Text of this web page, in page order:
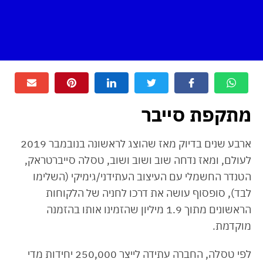
מתקפת סייבר
ארבע שנים בדיוק מאז שהוצג לראשונה בנובמבר 2019
לעולם, ומאז נדחה שוב ושוב ושוב, טסלה סייברטראק,
הטנדר החשמלי עם העיצוב העתידני/גימיקי (השלימו
לבד), סופסוף עושה את דרכו לחניה של הלקוחות
הראשונים מתוך 1.9 מיליון שהזמינו אותו בהזמנה
מוקדמת.
לפי טסלה, החברה עתידה לייצר 250,000 יחידות מדי